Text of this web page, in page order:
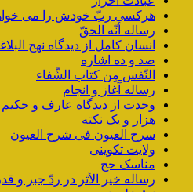
هرکسی ربّ خودش را می
رساله أنّه الحقّ
انسان کامل از دیدگاه نهج
صد و ده اشاره
النّفس مِن کتاب الشِّفاء
رساله آغاز و انجام
وحدت از دیدگاه عارف و حکیم
هزار و یک نکته
سرح العیون فی شرح العیون
ولایت تکوینی
مناسک حج
رساله خیر الأثر در ردّ جبر و قدر